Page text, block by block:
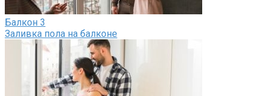
Балкон 3
Заливка пола на балконе